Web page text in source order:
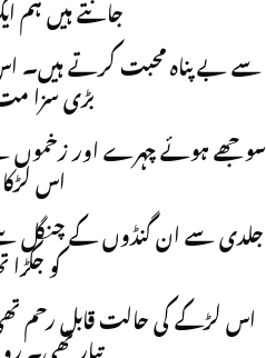
جانتے ہیں
سے بے پناہ محبت کرتے ہیں۔
بڑی سزا
اس
جلدی سے ان گنڈوں کے چنگل
کو جکڑا
اس لڑکے کی حالت قابل رحم
تیار تھی۔